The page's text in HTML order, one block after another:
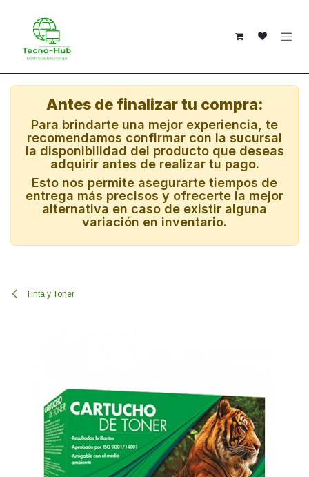
Antes de finalizar tu compra:
Para brindarte una mejor experiencia, te
recomendamos confirmar con la sucursal
la disponibilidad del producto que deseas
adquirir antes de realizar tu pago.
Esto nos permite asegurarte tiempos de
entrega más precisos y ofrecerte la mejor
alternativa en caso de existir alguna
variación en inventario.
Tinta y Toner